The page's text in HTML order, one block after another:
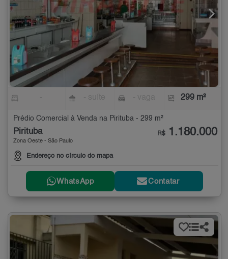
299 m²
Prédio Comercial à Venda na Pirituba - 299 m²
Pirituba
Zona Oeste - São Paulo
Endereço no círculo do mapa
R$ 1.180.000
WhatsApp Contatar